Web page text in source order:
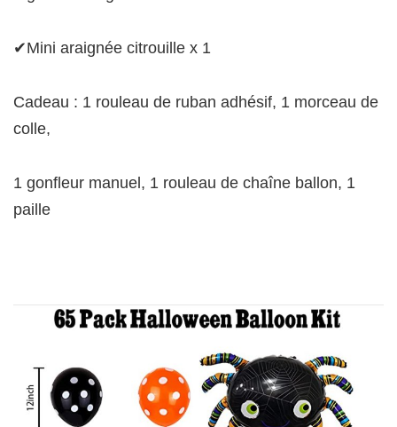
✔Mini araignée citrouille x 1
Cadeau : 1 rouleau de ruban adhésif, 1 morceau de
colle,
1 gonfleur manuel, 1 rouleau de chaîne ballon, 1
paille